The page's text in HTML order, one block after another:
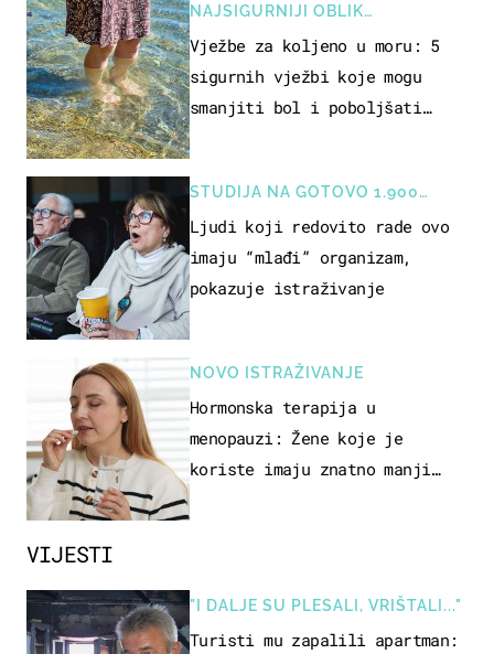
VIJESTI
"I DALJE SU PLESALI, VRIŠTALI..."
Turisti mu zapalili apartman:
NAJSIGURNIJI OBLIK
REKREACIJE
Vježbe za koljeno u moru: 5
sigurnih vježbi koje mogu
smanjiti bol i poboljšati
STUDIJA NA GOTOVO 1.900
OSOBA
Ljudi koji redovito rade ovo
imaju “mlađi” organizam,
pokazuje istraživanje
NOVO ISTRAŽIVANJE
Hormonska terapija u
menopauzi: Žene koje je
koriste imaju znatno manji